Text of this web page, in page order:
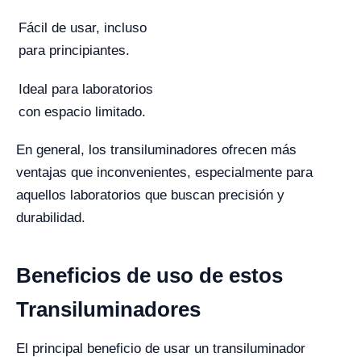
Fácil de usar, incluso
para principiantes.
Ideal para laboratorios
con espacio limitado.
En general, los transiluminadores ofrecen más
ventajas que inconvenientes, especialmente para
aquellos laboratorios que buscan precisión y
durabilidad.
Beneficios de uso de estos
Transiluminadores
El principal beneficio de usar un transiluminador